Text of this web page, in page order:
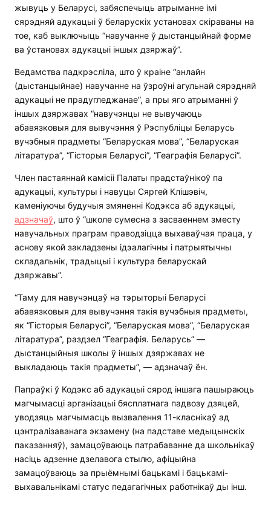
жывуць у Беларусі, забяспечыць атрыманне імі
сярэдняй адукацыі ў беларускіх установах скіраваны на
тое, каб выключыць “навучанне ў дыстанцыйнай форме
ва ўстановах адукацыі іншых дзяржаў”.
Ведамства падкрэсліла, што ў краіне “анлайн
(дыстанцыйнае) навучанне на ўзроўні агульнай сярэдняй
адукацыі не прадугледжанае”, а пры яго атрыманні ў
іншых дзяржавах “навучэнцы не вывучаюць
абавязковыя для вывучэння ў Рэспубліцы Беларусь
вучэбныя прадметы “Беларуская мова”, “Беларуская
літаратура”, “Гісторыя Беларусі”, “Геаграфія Беларусі”.
Член пастаяннай камісіі Палаты прадстаўнікоў па
адукацыі, культуры і навуцы Сяргей Клішэвіч,
каменіуючы будучыя змяненні Кодэкса аб адукацыі,
адзначаў, што ў “школе сумесна з засваеннем зместу
навучальных праграм праводзіцца выхаваўчая праца, у
аснову якой закладзены ідэалагічны і патрыятычны
складальнік, традыцыі і культура беларускай
дзяржавы”.
“Таму для навучэнцаў на тэрыторыі Беларусі
абавязковыя для вывучэння такія вучэбныя прадметы,
як “Гісторыя Беларусі”, “Беларуская мова”, “Беларуская
літаратура”, раздзел “Геаграфія. Беларусь” —
дыстанцыйныя школы ў іншых дзяржавах не
выкладаюць такія прадметы”, — адзначаў ён.
Папраўкі ў Кодэкс аб адукацыі сярод іншага пашыраюць
магчымасці арганізацыі бясплатнага падвозу дзяцей,
уводзяць магчымасць вызвалення 11-класнікаў ад
цэнтралізаванага экзамену (на падставе медыцынскіх
паказанняў), замацоўваюць патрабаванне да школьнікаў
насіць адзенне дзелавога стылю, афіцыйна
замацоўваюць за прыёмнымі бацькамі і бацькамі-
выхавальнікамі статус педагагічных работнікаў ды інш.